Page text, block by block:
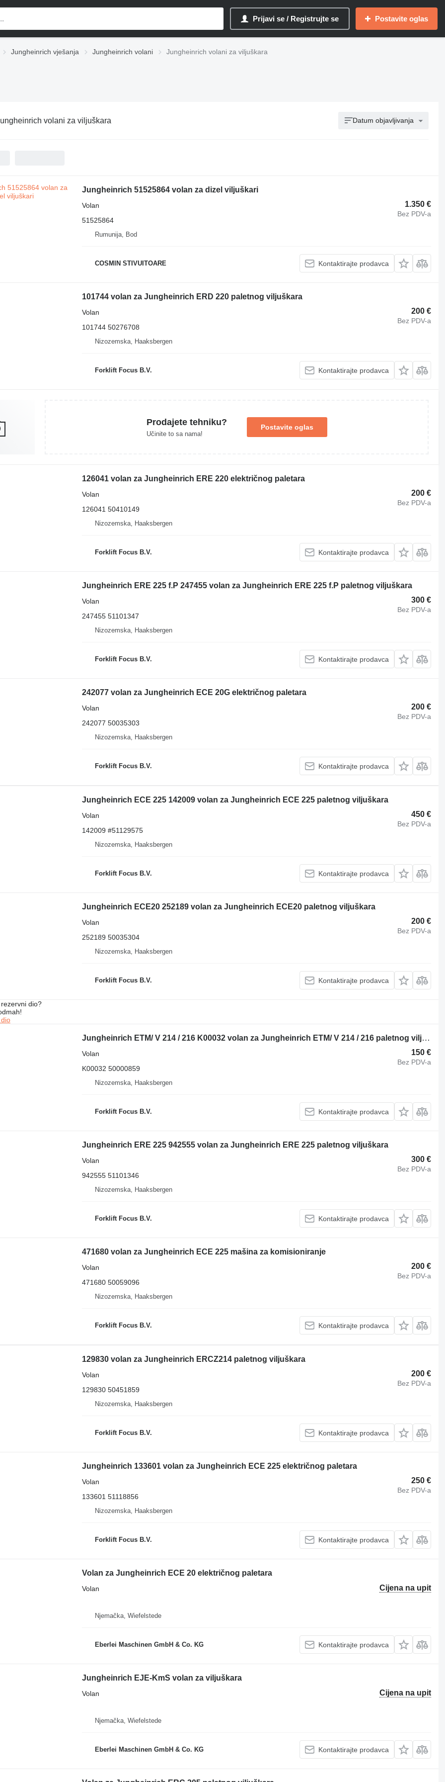
Prijavi se / Registrujte se Postavite oglas
Jungheinrich vješanja Jungheinrich volani Jungheinrich volani za viljuškara
volani za viljuškara Datum objavljivanja
Jungheinrich 51525864 volan za dizel viljuškari
1.350 €
Bez PDV-a
Volan
51525864
Rumunija, Bod
COSMIN STIVUITOARE Kontaktirajte prodavca
101744 volan za Jungheinrich ERD 220 paletnog viljuškara
200 €
Bez PDV-a
Volan
101744 50276708
Nizozemska, Haaksbergen
Forklift Focus B.V. Kontaktirajte prodavca
Prodajete tehniku?
Učinite to sa nama!
Postavite oglas
126041 volan za Jungheinrich ERE 220 električnog paletara
200 €
Bez PDV-a
Volan
126041 50410149
Nizozemska, Haaksbergen
Forklift Focus B.V. Kontaktirajte prodavca
Jungheinrich ERE 225 f.P 247455 volan za Jungheinrich ERE 225 f.P paletnog viljuškara
300 €
Bez PDV-a
Volan
247455 51101347
Nizozemska, Haaksbergen
Forklift Focus B.V. Kontaktirajte prodavca
242077 volan za Jungheinrich ECE 20G električnog paletara
200 €
Bez PDV-a
Volan
242077 50035303
Nizozemska, Haaksbergen
Forklift Focus B.V. Kontaktirajte prodavca
Jungheinrich ECE 225 142009 volan za Jungheinrich ECE 225 paletnog viljuškara
450 €
Bez PDV-a
Volan
142009 #51129575
Nizozemska, Haaksbergen
Forklift Focus B.V. Kontaktirajte prodavca
Jungheinrich ECE20 252189 volan za Jungheinrich ECE20 paletnog viljuškara
200 €
Bez PDV-a
Volan
252189 50035304
Nizozemska, Haaksbergen
Forklift Focus B.V. Kontaktirajte prodavca
dio?
Jungheinrich ETM/ V 214 / 216 K00032 volan za Jungheinrich ETM/ V 214 / 216 paletnog viljuškara
150 €
Bez PDV-a
Volan
K00032 50000859
Nizozemska, Haaksbergen
Forklift Focus B.V. Kontaktirajte prodavca
Jungheinrich ERE 225 942555 volan za Jungheinrich ERE 225 paletnog viljuškara
300 €
Bez PDV-a
Volan
942555 51101346
Nizozemska, Haaksbergen
Forklift Focus B.V. Kontaktirajte prodavca
471680 volan za Jungheinrich ECE 225 mašina za komisioniranje
200 €
Bez PDV-a
Volan
471680 50059096
Nizozemska, Haaksbergen
Forklift Focus B.V. Kontaktirajte prodavca
129830 volan za Jungheinrich ERCZ214 paletnog viljuškara
200 €
Bez PDV-a
Volan
129830 50451859
Nizozemska, Haaksbergen
Forklift Focus B.V. Kontaktirajte prodavca
Jungheinrich 133601 volan za Jungheinrich ECE 225 električnog paletara
250 €
Bez PDV-a
Volan
133601 51118856
Nizozemska, Haaksbergen
Forklift Focus B.V. Kontaktirajte prodavca
Volan za Jungheinrich ECE 20 električnog paletara
Cijena na upit
Volan
Njemačka, Wiefelstede
Eberlei Maschinen GmbH & Co. KG Kontaktirajte prodavca
Jungheinrich EJE-KmS volan za viljuškara
Cijena na upit
Volan
Njemačka, Wiefelstede
Eberlei Maschinen GmbH & Co. KG Kontaktirajte prodavca